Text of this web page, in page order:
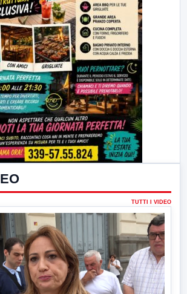
TUTTI I VIDEO